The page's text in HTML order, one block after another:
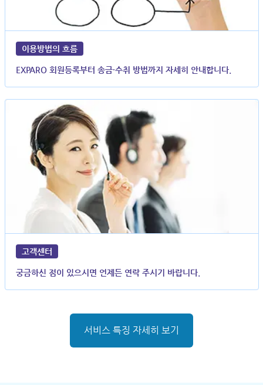
이용방법의 흐름
EXPARO 회원등록부터 송금·수취 방법까지 자세히 안내합니다.
고객센터
궁금하신 점이 있으시면 언제든 연락 주시기 바랍니다.
서비스 특징 자세히 보기